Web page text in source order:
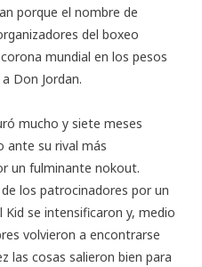
porque el nombre de
del boxeo
mundial en los pesos
Don Jordan.
mucho y siete meses
ante su rival más
un fulminante nokout.
los patrocinadores por un
se intensificaron y, medio
volvieron a encontrarse
las cosas salieron bien para